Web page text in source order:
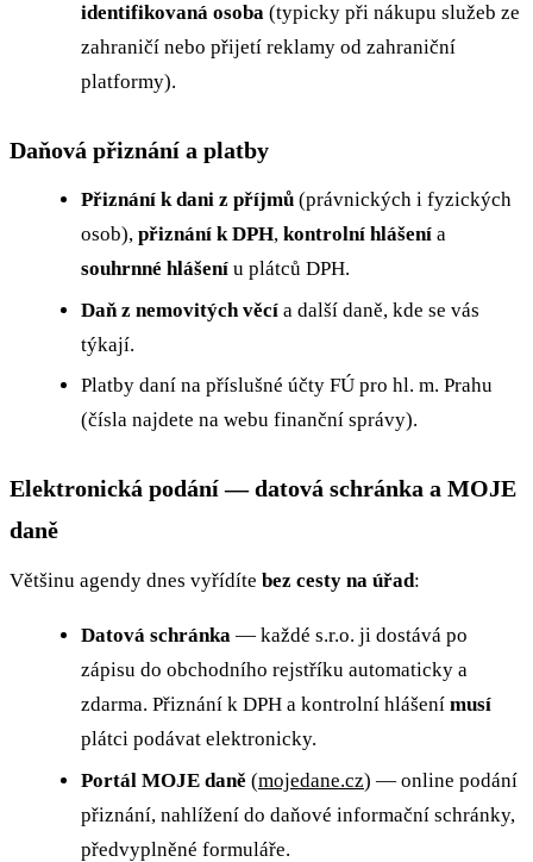
identifikovaná osoba (typicky při nákupu služeb ze
zahraničí nebo přijetí reklamy od zahraniční
platformy).
Daňová přiznání a platby
Přiznání k dani z příjmů (právnických i fyzických
osob), přiznání k DPH, kontrolní hlášení a
souhrnné hlášení u plátců DPH.
Daň z nemovitých věcí a další daně, kde se vás
týkají.
Platby daní na příslušné účty FÚ pro hl. m. Prahu
(čísla najdete na webu finanční správy).
Elektronická podání — datová schránka a MOJE
daně
Většinu agendy dnes vyřídíte bez cesty na úřad:
Datová schránka — každé s.r.o. ji dostává po
zápisu do obchodního rejstříku automaticky a
zdarma. Přiznání k DPH a kontrolní hlášení musí
plátci podávat elektronicky.
Portál MOJE daně (mojedane.cz) — online podání
přiznání, nahlížení do daňové informační schránky,
předvyplněné formuláře.